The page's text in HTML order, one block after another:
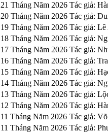
21 Tháng Năm 2026 Tác giả:
20 Tháng Năm 2026 Tác giả:
19 Tháng Năm 2026 Tác giả:
18 Tháng Năm 2026 Tác giả:
17 Tháng Năm 2026 Tác giả:
16 Tháng Năm 2026 Tác giả:
15 Tháng Năm 2026 Tác giả:
14 Tháng Năm 2026 Tác giả:
13 Tháng Năm 2026 Tác giả:
12 Tháng Năm 2026 Tác giả:
11 Tháng Năm 2026 Tác giả:
11 Tháng Năm 2026 Tác giả: